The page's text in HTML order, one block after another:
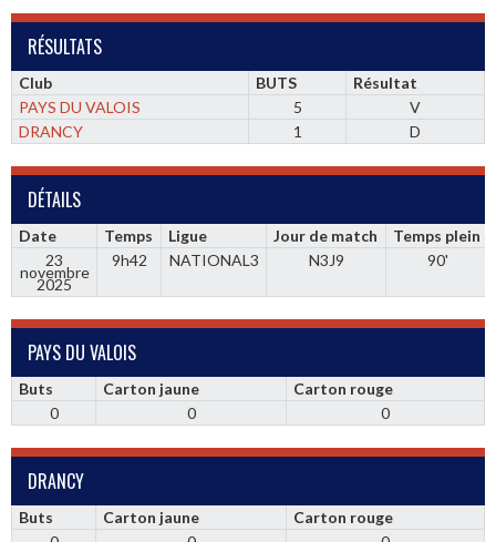
RÉSULTATS
Club BUTS
Résultat
PAYS DU VALOIS
5
V
DRANCY
1 D
DÉTAILS
Date Temps Ligue Jour de match
Temps plein
23
novembre
2025
9h42 NATIONAL3 N3J9 90'
PAYS DU VALOIS
Buts Carton jaune
Carton rouge
0
0 0
DRANCY
Buts Carton jaune
Carton rouge